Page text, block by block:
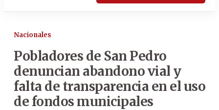
Nacionales
Pobladores de San Pedro
denuncian abandono vial y
falta de transparencia en el uso
de fondos municipales